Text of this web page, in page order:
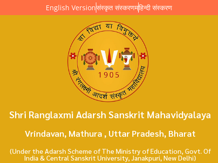
English Versionसंस्कृत संस्करणम्हिन्दी संस्करण
Shri Ranglaxmi Adarsh Sanskrit Mahavidyalaya
Vrindavan, Mathura , Uttar Pradesh, Bharat
(Under the Adarsh Scheme of The Ministry of Education, Govt. Of
India & Central Sanskrit University, Janakpuri, New Delhi)